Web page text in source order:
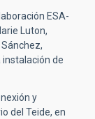
ESA-
Luton,
de
y
del Teide, en